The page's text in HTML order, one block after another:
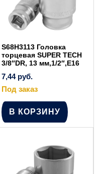
S68H3113 Головка
торцевая SUPER TECH
3/8″DR, 13 мм,1/2″,E16
7,44 руб.
Под заказ
В КОРЗИНУ